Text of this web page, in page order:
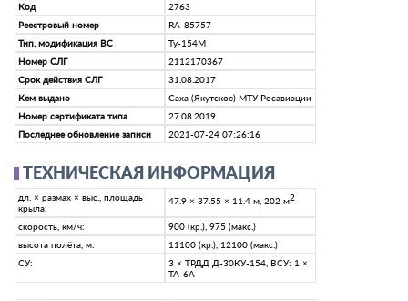
Код
2763
Реестровый номер
RA-85757
Тип, модификация ВС
Ту-154М
Номер СЛГ
2112170367
Срок действия СЛГ
31.08.2017
Кем выдано
Саха (Якутское) МТУ Росавиации
Номер сертификата типа
27.08.2019
Последнее обновление записи
2021-07-24 07:26:16
ТЕХНИЧЕСКАЯ ИНФОРМАЦИЯ
дл. × размах × выс., площадь
крыла:
47.9 × 37.55 × 11.4 м, 202 м2
скорость, км/ч:
900 (кр.), 975 (макс.)
высота полёта, м:
11100 (кр.), 12100 (макс.)
СУ:
3 × ТРДД Д-30КУ-154, ВСУ: 1 ×
ТА-6А